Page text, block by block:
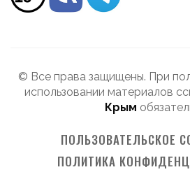
© Все права защищены. При
использовании материалов
Крым
ПОЛЬЗОВАТЕЛЬСКОЕ
ПОЛИТИКА